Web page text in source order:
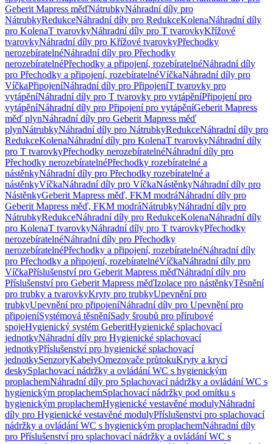
Geberit Mapress měďNátrubkyNáhradní díly pro
NátrubkyRedukceNáhradní díly pro RedukceKolenaNáhradní díly
pro KolenaT tvarovkyNáhradní díly pro T tvarovkyKřížové
tvarovkyNáhradní díly pro Křížové tvarovkyPřechodky
nerozebíratelnéNáhradní díly pro Přechodky
nerozebíratelnéPřechodky a připojení, rozebíratelnéNáhradní díly
pro Přechodky a připojení, rozebíratelnéVíčkaNáhradní díly pro
VíčkaPřipojeníNáhradní díly pro PřipojeníT tvarovky pro
vytápěníNáhradní díly pro T tvarovky pro vytápěníPřipojení pro
vytápěníNáhradní díly pro Připojení pro vytápěníGeberit Mapress
měď plynNáhradní díly pro Geberit Mapress měď
plynNátrubkyNáhradní díly pro NátrubkyRedukceNáhradní díly pro
RedukceKolenaNáhradní díly pro KolenaT tvarovkyNáhradní díly
pro T tvarovkyPřechodky nerozebíratelnéNáhradní díly pro
Přechodky nerozebíratelnéPřechodky rozebíratelné a
nástěnkyNáhradní díly pro Přechodky rozebíratelné a
nástěnkyVíčkaNáhradní díly pro VíčkaNástěnkyNáhradní díly pro
NástěnkyGeberit Mapress měď, FKM modráNáhradní díly pro
Geberit Mapress měď, FKM modráNátrubkyNáhradní díly pro
NátrubkyRedukceNáhradní díly pro RedukceKolenaNáhradní díly
pro KolenaT tvarovkyNáhradní díly pro T tvarovkyPřechodky
nerozebíratelnéNáhradní díly pro Přechodky
nerozebíratelnéPřechodky a připojení, rozebíratelnéNáhradní díly
pro Přechodky a připojení, rozebíratelnéVíčkaNáhradní díly pro
VíčkaPříslušenství pro Geberit Mapress měďNáhradní díly pro
Příslušenství pro Geberit Mapress měďIzolace pro nástěnkyTěsnění
pro trubky a tvarovkyKryty pro trubkyUpevnění pro
trubkyUpevnění pro připojeníNáhradní díly pro Upevnění pro
připojeníSystémová těsněníSady šroubů pro přírubové
spojeHygienický systém GeberitHygienické splachovací
jednotkyNáhradní díly pro Hygienické splachovací
jednotkyPříslušenství pro hygienické splachovací
jednotkySenzoryKabelyOmezovače průtokuKryty a krycí
deskySplachovací nádržky a ovládání WC s hygienickým
proplachemNáhradní díly pro Splachovací nádržky a ovládání WC s
hygienickým proplachemSplachovací nádržky pod omítku s
hygienickým proplachemHygienické vestavěné modulyNáhradní
díly pro Hygienické vestavěné modulyPříslušenství pro splachovací
nádržky a ovládání WC s hygienickým proplachemNáhradní díly
pro Příslušenství pro splachovací nádržky a ovládání WC s